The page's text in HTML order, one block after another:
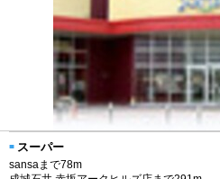
スーパー
sansaまで78m